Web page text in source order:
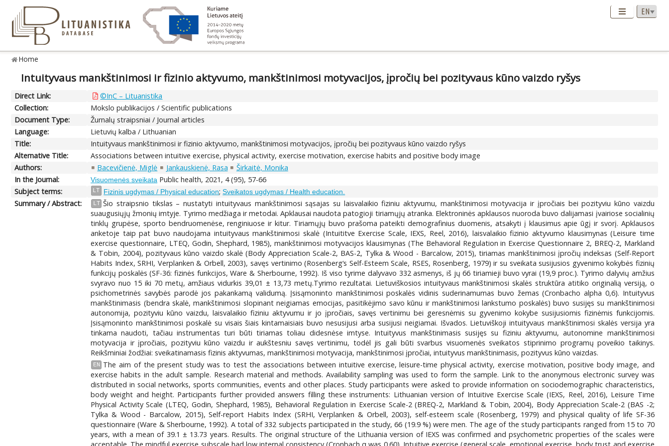
Home
Intuityvaus mankštinimosi ir fizinio aktyvumo, mankštinimosi motyvacijos, įpročių bei pozityvaus kūno vaizdo ryšys
Direct Link:
©InC – Lituanistika
Collection:
Mokslo publikacijos / Scientific publications
Document Type:
Žurnalų straipsniai / Journal articles
Language:
Lietuvių kalba / Lithuanian
Title:
Intuityvaus mankštinimosi ir fizinio aktyvumo, mankštinimosi motyvacijos, įpročių bei pozityvaus kūno vaizdo ryšys
Alternative Title:
Associations between intuitive exercise, physical activity, exercise motivation, exercise habits and positive body image
Authors:
Bacevičienė, Miglė Jankauskienė, Rasa
Širkaitė, Monika
In the Journal:
Visuomenės sveikata Public health, 2021, 4 (95), 57-66
Subject terms:
LT Fizinis ugdymas / Physical education;Sveikatos ugdymas / Health education.
Summary / Abstract: LT Šio straipsnio tikslas – nustatyti intuityvaus mankštinimosi sąsajas su laisvalaikio fiziniu aktyvumu, mankštinimosi motyvacija ir įpročiais bei pozityviu kūno vaizdu
suaugusiųjų žmonių imtyje. Tyrimo medžiaga ir metodai. Apklausai naudota patogioji tiriamųjų atranka. Elektroninės apklausos nuoroda buvo dalijamasi įvairiose socialinių
tinklų grupėse, sporto bendruomenėse, renginiuose ir kitur. Tiriamųjų buvo prašoma pateikti demografinius duomenis, atsakyti į klausimus apie ūgį ir svorį. Apklausos
anketoje taip pat buvo naudojama intuityvaus mankštinimosi skalė (Intuititve Exercise Scale, IEXS, Reel, 2016), laisvalaikio fizinio aktyvumo klausimynas (Leisure time
exercise questionnaire, LTEQ, Godin, Shephard, 1985), mankštinimosi motyvacijos klausimynas (The Behavioral Regulation in Exercise Questionnaire 2, BREQ-2, Markland
& Tobin, 2004), pozityvaus kūno vaizdo skalė (Body Appreciation Scale-2, BAS-2, Tylka & Wood - Barcalow, 2015), tiriamas mankštinimosi įpročių indeksas (Self-Report
Habits Index, SRHI, Verplanken & Orbell, 2003), savęs vertinimo (Rosenberg‘s Self-Esteem Scale, RSES, Rosenberg, 1979) ir su sveikata susijusios gyvenimo kokybės fizinių
funkcijų poskalės (SF-36: fizinės funkcijos, Ware & Sherbourne, 1992). Iš viso tyrime dalyvavo 332 asmenys, iš jų 66 tiriamieji buvo vyrai (19,9 proc.). Tyrimo dalyvių amžius
svyravo nuo 15 iki 70 metų, amžiaus vidurkis 39,01 ± 13,73 metų.Tyrimo rezultatai. Lietuviškosios intuityvaus mankštinimosi skalės struktūra atitiko originalią versiją, o
psichometrinės savybės parodė jos pakankamą validumą. Įsisąmoninto mankštinimosi poskalės vidinis suderinamumas buvo žemas (Cronbacho alpha 0,6). Intuityvus
mankštinimasis (bendra skalė, mankštinimosi slopinant neigiamas emocijas, pasitikėjimo savo kūnu ir mankštinimosi lankstumo poskalės) buvo susijęs su mankštinimosi
autonomija, pozityviu kūno vaizdu, laisvalaikio fiziniu aktyvumu ir jo įpročiais, savęs vertinimu bei geresnėmis su gyvenimo kokybe susijusiomis fizinėmis funkcijomis.
Įsisąmoninto mankštinimosi poskalė su visais šiais kintamaisiais buvo nesusijusi arba susijusi neigiamai. Išvados. Lietuviškoji intuityvaus mankštinimosi skalės versija yra
tinkama naudoti, tačiau instrumentas turi būti tiriamas toliau didesnėse imtyse. Intuityvus mankštinimasis susijęs su fiziniu aktyvumu, autonomine mankštinimosi
motyvacija ir įpročiais, pozityviu kūno vaizdu ir aukštesniu savęs vertinimu, todėl jis gali būti svarbus visuomenės sveikatos stiprinimo programų poveikio taikinys.
Reikšminiai žodžiai: sveikatinamasis fizinis aktyvumas, mankštinimosi motyvacija, mankštinimosi įpročiai, intuityvus mankštinimasis, pozityvus kūno vaizdas.
EN
The aim of the present study was to test the associations between intuitive exercise, leisure-time physical activity, exercise motivation, positive body image, and
exercise habits in the adult sample. Research material and methods. Availability sampling was used to form the sample. Link to the anonymous electronic survey was
distributed in social networks, sports communities, events and other places. Study participants were asked to provide information on sociodemographic characteristics,
body weight and height. Participants further provided answers filling these instruments: Lithuanian version of Intuitive Exercise Scale (IEXS, Reel, 2016), Leisure Time
Physical Activity Scale (LTEQ, Godin, Shephard, 1985), Behavioral Regulation in Exercise Scale-2 (BREQ-2, Markland & Tobin, 2004), Body Appreciation Scale-2 (BAS -2;
Tylka & Wood - Barcalow, 2015), Self-report Habits Index (SRHI, Verplanken & Orbell, 2003), self-esteem scale (Rosenberg, 1979) and physical quality of life SF-36
questionnaire (Ware & Sherbourne, 1992). A total of 332 subjects participated in the study, 66 (19.9 %) were men. The age of the study participants ranged from 15 to 70
years, with a mean of 39.1 ± 13.73 years. Results. The original structure of the Lithuania version of IEXS was confirmed and psychometric properties of the scales were